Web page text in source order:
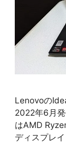
Lenovoの
2022年6月
はAMD
ディスプレ